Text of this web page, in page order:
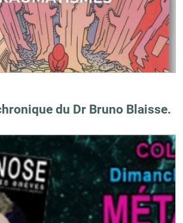
du Dr Bruno Blaisse.